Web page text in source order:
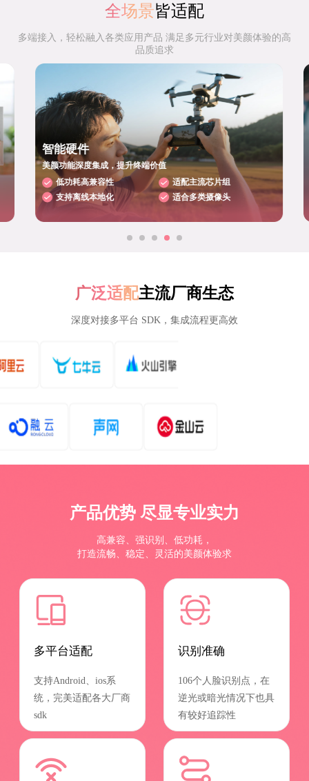
全场景皆适配
多端接入，轻松融入各类应用产品 满足多元行业对美颜体验的高
品质追求
智能硬件
美颜功能深度集成，提升终端价值
低功耗高兼容性
适配主流芯片组
支持离线本地化
适合多类摄像头
广泛适配主流厂商生态
深度对接多平台 SDK，集成流程更高效
产品优势 尽显专业实力
高兼容、强识别、低功耗，
打造流畅、稳定、灵活的美颜体验求
多平台适配
支持Android、ios系
统，完美适配各大厂商
sdk
识别准确
106个人脸识别点，在
逆光或暗光情况下也具
有较好追踪性